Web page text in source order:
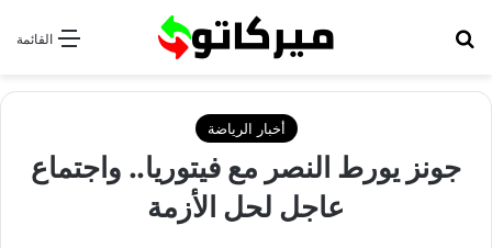
القائمة
أخبار الرياضة
جونز يورط النصر مع فيتوريا.. واجتماع
عاجل لحل الأزمة